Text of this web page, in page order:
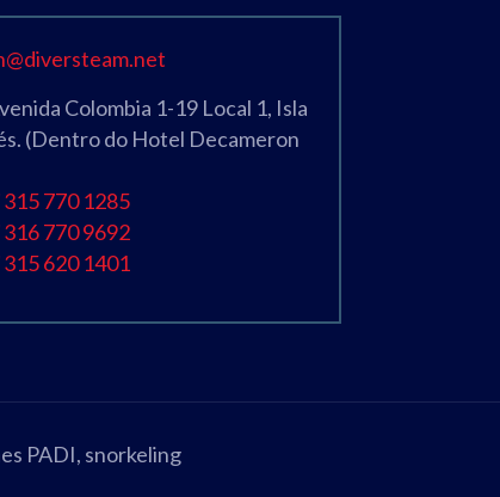
Colombia 1-19 Local 1, Isla
(Dentro do Hotel Decameron
770 1285
770 9692
620 1401
PADI, snorkeling